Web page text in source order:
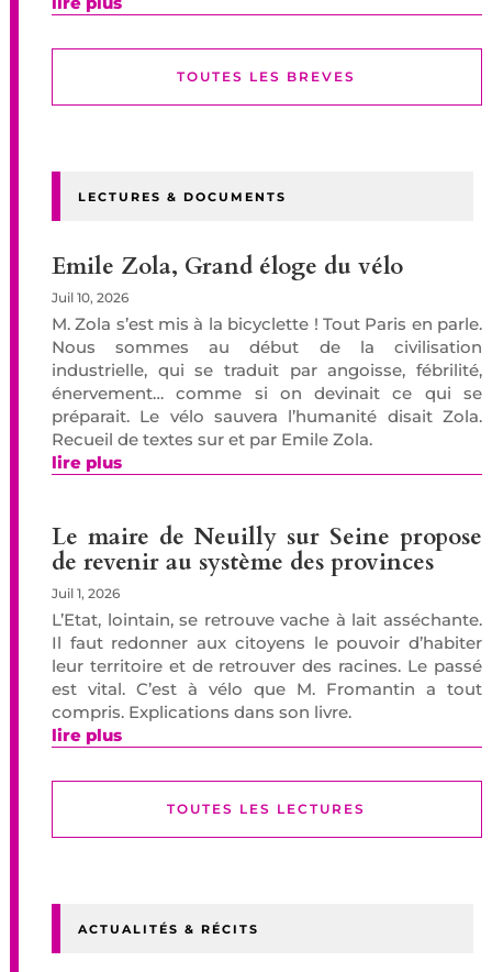
TOUTES LES BREVES
LECTURES & DOCUMENTS
Emile Zola, Grand éloge du vélo
Juil 10, 2026
M. Zola s’est mis à la bicyclette ! Tout Paris en parle.
Nous sommes au début de la civilisation
industrielle, qui se traduit par angoisse, fébrilité,
énervement… comme si on devinait ce qui se
préparait. Le vélo sauvera l’humanité disait Zola.
Recueil de textes sur et par Emile Zola.
lire plus
Le maire de Neuilly sur Seine propose
de revenir au système des provinces
Juil 1, 2026
L’Etat, lointain, se retrouve vache à lait asséchante.
Il faut redonner aux citoyens le pouvoir d’habiter
leur territoire et de retrouver des racines. Le passé
est vital. C’est à vélo que M. Fromantin a tout
compris. Explications dans son livre.
lire plus
TOUTES LES LECTURES
ACTUALITÉS & RÉCITS